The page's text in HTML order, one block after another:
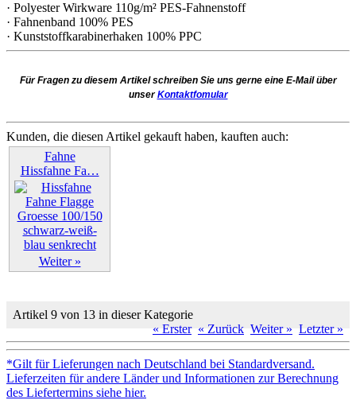
· Polyester Wirkware 110g/m² PES-Fahnenstoff
· Fahnenband 100% PES
· Kunststoffkarabinerhaken 100% PPC
Für Fragen zu diesem Artikel schreiben Sie uns gerne eine E-Mail über
unserKontaktfomular
Kunden, die diesen Artikel gekauft haben, kauften auch:
Fahne
Hissfahne Fa…
Weiter »
Artikel 9 von 13 in dieser Kategorie
« Erster « Zurück Weiter » Letzter »
*Gilt für Lieferungen nach Deutschland bei Standardversand.
Lieferzeiten für andere Länder und Informationen zur Berechnung
des Liefertermins siehe hier.